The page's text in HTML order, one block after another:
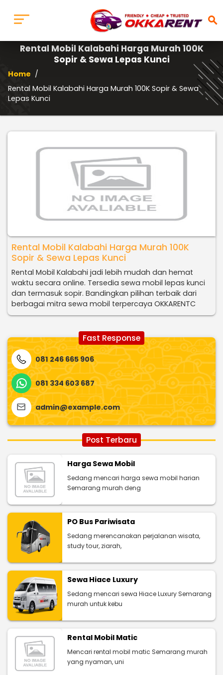
search
Rental Mobil Kalabahi Harga Murah 100K
Sopir & Sewa Lepas Kunci
Home /
Rental Mobil Kalabahi Harga Murah 100K Sopir & Sewa
Lepas Kunci
Rental Mobil Kalabahi Harga Murah 100K
Sopir & Sewa Lepas Kunci
Rental Mobil Kalabahi jadi lebih mudah dan hemat
waktu secara online. Tersedia sewa mobil lepas kunci
dan termasuk sopir. Bandingkan pilihan terbaik dari
berbagai mitra sewa mobil terpercaya OKKARENTC
Fast Response
081 246 665 906
081 334 603 687
admin@example.com
Post Terbaru
Harga Sewa Mobil
Sedang mencari harga sewa mobil harian
Semarang murah deng
PO Bus Pariwisata
Sedang merencanakan perjalanan wisata,
study tour, ziarah,
Sewa Hiace Luxury
Sedang mencari sewa Hiace Luxury Semarang
murah untuk kebu
Rental Mobil Matic
Mencari rental mobil matic Semarang murah
yang nyaman, uni